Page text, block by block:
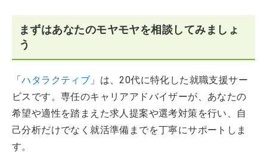
まずはあなたのモヤモヤを相談してみましょ
う
「ハタラクティブ 」は、20代に特化した就職支援サー
ビスです。専任のキャリアアドバイザーが、あなたの
希望や適性を踏まえた求人提案や選考対策を行い、自
己分析だけでなく就活準備までを丁寧にサポートしま
す。